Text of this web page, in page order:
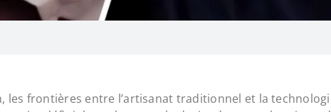
les frontières entre l’artisanat traditionnel et la